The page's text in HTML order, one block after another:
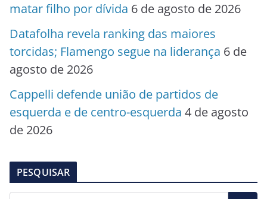
matar filho por dívida 6 de agosto de 2026
Datafolha revela ranking das maiores
torcidas; Flamengo segue na liderança 6 de
agosto de 2026
Cappelli defende união de partidos de
esquerda e de centro-esquerda 4 de agosto
de 2026
PESQUISAR